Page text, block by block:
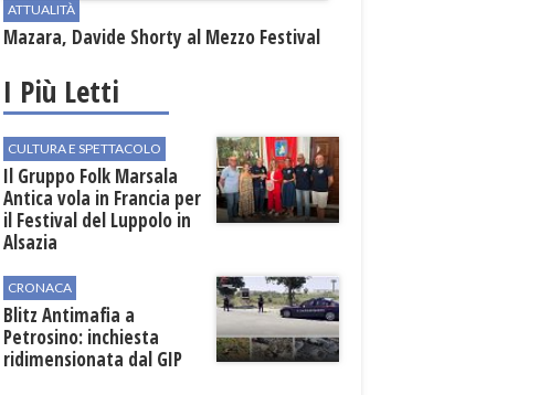
ATTUALITÀ
Mazara, Davide Shorty al Mezzo Festival
I Più Letti
CULTURA E SPETTACOLO
Il Gruppo Folk Marsala
Antica vola in Francia per
il Festival del Luppolo in
Alsazia
CRONACA
Blitz Antimafia a
Petrosino: inchiesta
ridimensionata dal GIP